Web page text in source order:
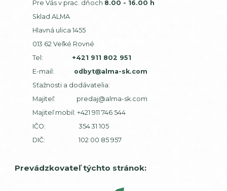
Pre Vás v prac. dňoch 8.00 - 16.00 h
Sklad ALMA
Hlavná ulica 1455
013 62 Veľké Rovné
Tel:
+421 911 802 951
E-mail: odbyt@alma-sk.com
Sťažnosti a dodávatelia:
Majiteľ: predaj@alma-sk.com
Majiteľ mobil: +421 911 746 544
IČO: 354 31 105
DIČ: 102 00 85 957
Prevádzkovateľ týchto stránok: